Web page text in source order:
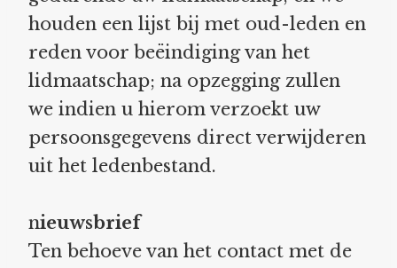
houden een lijst bij met oud-leden en
reden voor beëindiging van het
lidmaatschap; na opzegging zullen
we indien u hierom verzoekt uw
persoonsgegevens direct verwijderen
uit het ledenbestand.
nieuwsbrief
Ten behoeve van het contact met de